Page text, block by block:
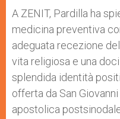
A ZENIT, Pardilla ha
medicina preventiva
adeguata recezione
vita religiosa e una
splendida identità
offerta da San
apostolica